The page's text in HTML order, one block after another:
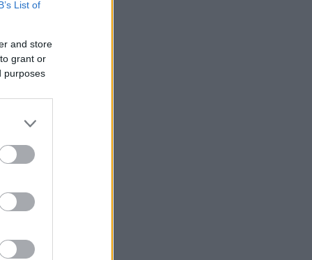
List of
and store
grant or
purposes